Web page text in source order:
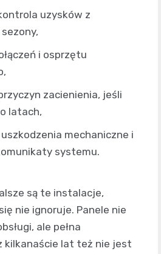
uzysków z
i osprzętu
zacienienia, jeśli
latach,
mechaniczne i
systemu.
są te instalacje,
nie ignoruje. Panele nie
ale pełna
kilkanaście lat też nie jest